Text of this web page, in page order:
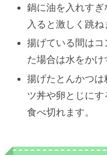
鍋に油を入れす
入ると激しく跳ね
揚げている間は
た場合は水をかけ
揚げたとんかつ
ツ丼や卵とじにす
食べ切れます。